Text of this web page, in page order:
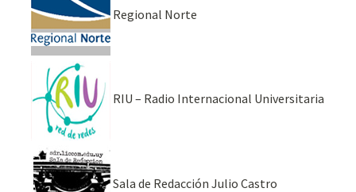
Regional Norte
RIU – Radio Internacional Universitaria
Sala de Redacción Julio Castro